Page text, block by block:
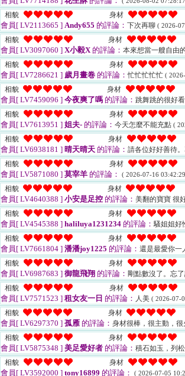
相貌 身材
會員[ LV2113665 ] Andy655 的評論： 下次再聊 ( 2026-
相貌 身材
會員[ LV3097060 ] X小毅X的評論： 本來想當一艘自由
相貌
身材
會員[ LV7286621 ] 歲月畫卷 的評論：忙忙忙忙忙 (
相貌 身材
會員[ LV7459096 ] 今夜爽了嗎 的評論： 跳舞跳的很好
相貌
身材
會員[ LV7613951 ] 姐夫- 的評論： 今天怎麼不能充點 (
相貌 身材
會員[ LV6938181 ] 晴天晴天 的評論： 請各位好好善待
相貌
身材
會員[ LV5871080 ] 莫宰羊 的評論： ( 2026-07-16
相貌 身材
會員[ LV4640388 ] 小安是足控 的評論： 美翻的寶寶 很
相貌
身材
會員[ LV4545388 ] haliluya1231234 的評論：騷姐姐好
相貌
身材
會員[ LV7661804 ] 潘潘joy1225 的評論： 還是最愛你一
相貌
身材
會員[ LV6987683 ] 御龍飛翔 的評論： 剛點數沒了。忘
相貌
身材
會員[ LV7571523 ] 租女友一日 的評論： 人美 ( 2026-07-
相貌 身材
會員[ LV6297370 ] 孤雁 的評論： 身材很棒，很主動，
相貌
身材
會員[ LV5875348 ] 美足愛好者 的評論： 積石如玉，列
相貌
身材
會員[ LV3592000 ] tony16899 的評論： ( 2026-07-05